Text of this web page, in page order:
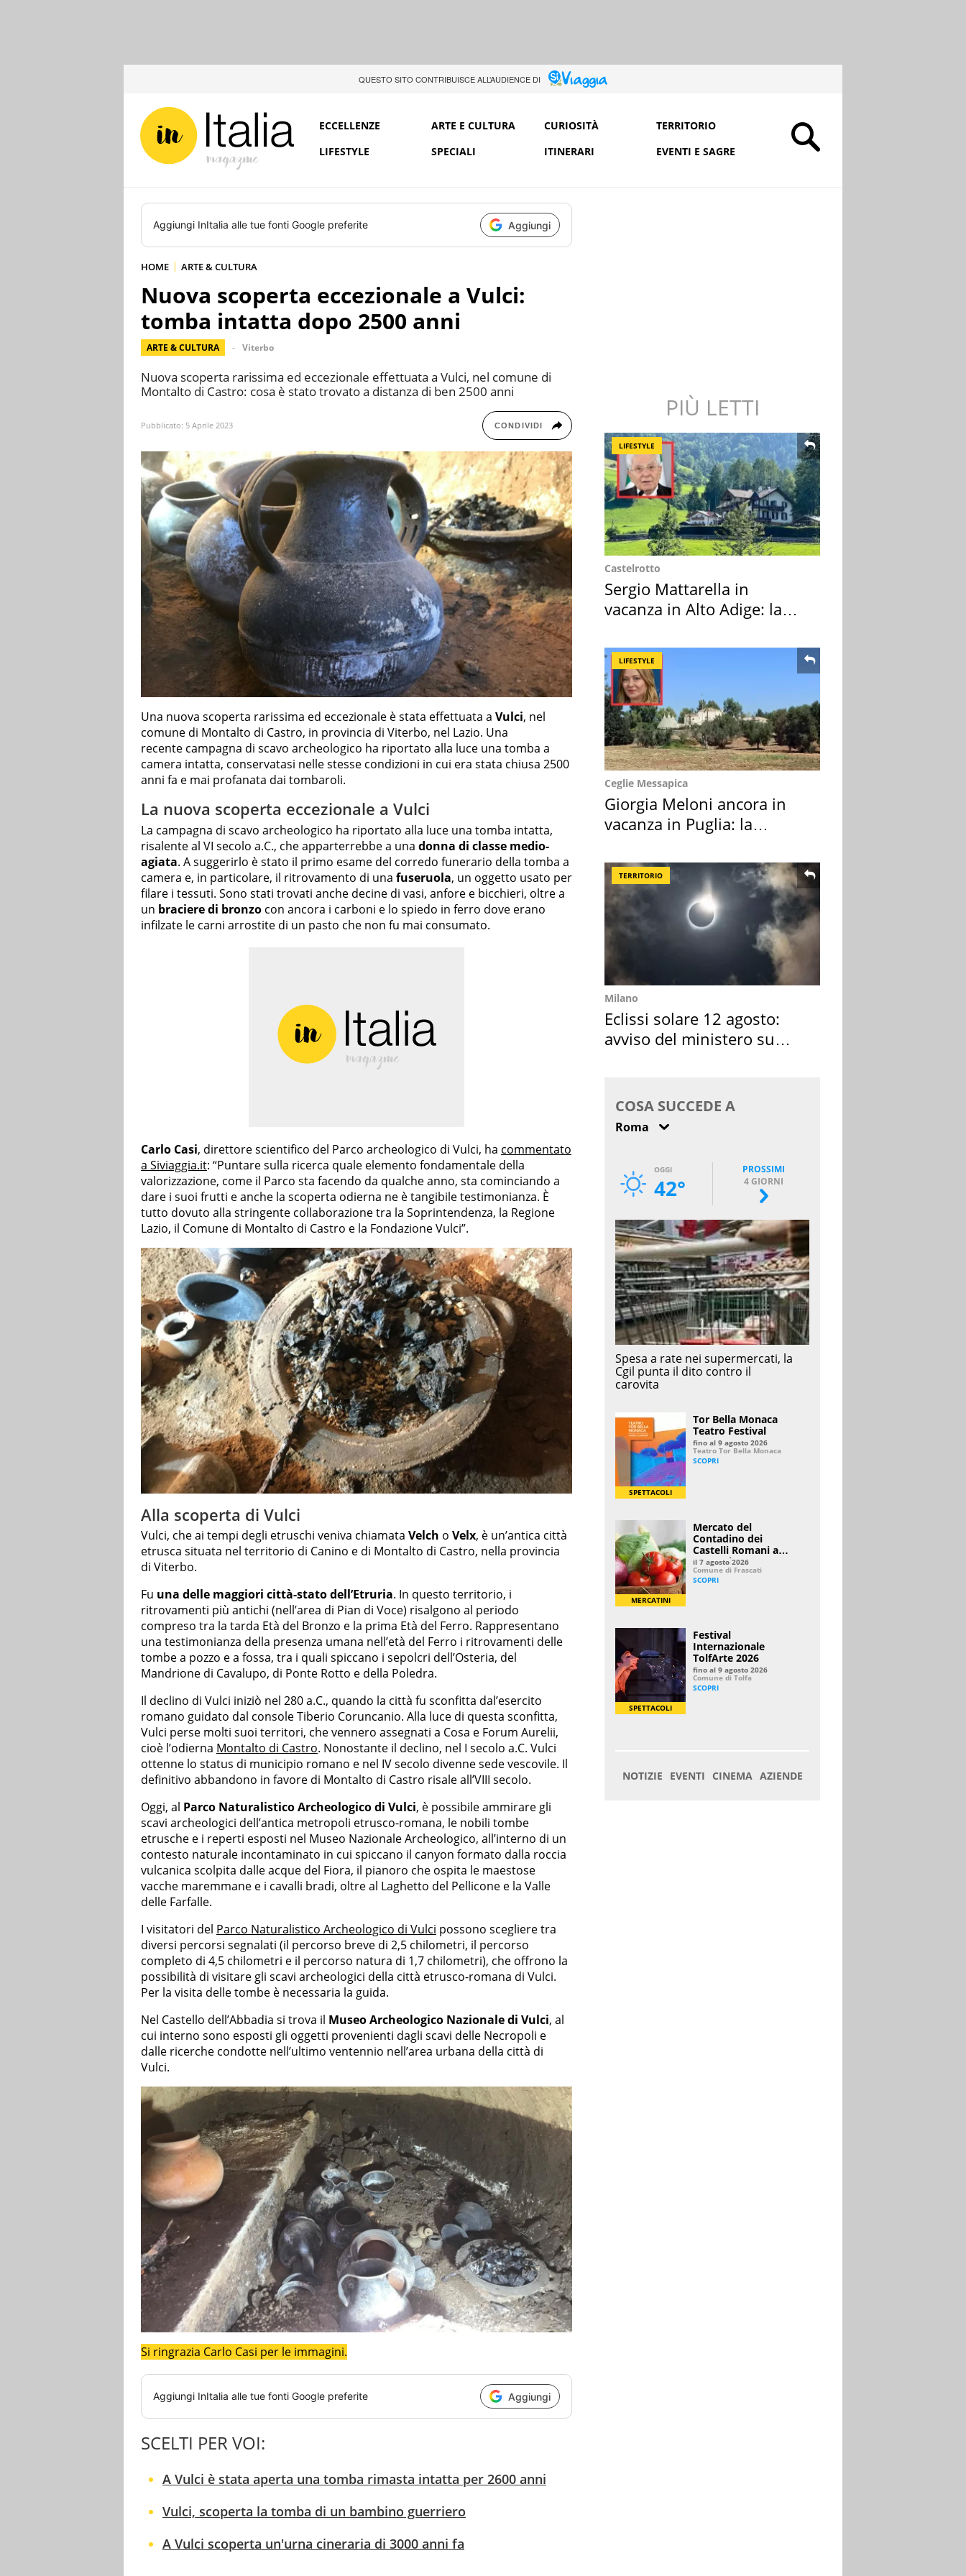
QUESTO SITO CONTRIBUISCE ALL’AUDIENCE DI
ECCELLENZE ARTE E CULTURA CURIOSITÀ
TERRITORIO
LIFESTYLE
SPECIALI ITINERARI EVENTI E SAGRE
Aggiungi InItalia alle tue fonti Google preferite Aggiungi
HOME ARTE & CULTURA
Nuova scoperta eccezionale a Vulci:
tomba intatta dopo 2500 anni
ARTE & CULTURA Viterbo
Nuova scoperta rarissima ed eccezionale effettuata a Vulci, nel comune di
Montalto di Castro: cosa è stato trovato a distanza di ben 2500 anni
Pubblicato: 5 Aprile 2023 CONDIVIDI
Una nuova scoperta rarissima ed eccezionale è stata effettuata a Vulci, nel
comune di Montalto di Castro, in provincia di Viterbo, nel Lazio. Una
recente campagna di scavo archeologico ha riportato alla luce una tomba a
camera intatta, conservatasi nelle stesse condizioni in cui era stata chiusa 2500
anni fa e mai profanata dai tombaroli.
La nuova scoperta eccezionale a Vulci
La campagna di scavo archeologico ha riportato alla luce una tomba intatta,
risalente al VI secolo a.C., che apparterrebbe a una donna di classe medio-
agiata. A suggerirlo è stato il primo esame del corredo funerario della tomba a
camera e, in particolare, il ritrovamento di una fuseruola, un oggetto usato per
filare i tessuti. Sono stati trovati anche decine di vasi, anfore e bicchieri, oltre a
un braciere di bronzo con ancora i carboni e lo spiedo in ferro dove erano
infilzate le carni arrostite di un pasto che non fu mai consumato.
Carlo Casi, direttore scientifico del Parco archeologico di Vulci, ha commentato
a Siviaggia.it: “Puntare sulla ricerca quale elemento fondamentale della
valorizzazione, come il Parco sta facendo da qualche anno, sta cominciando a
dare i suoi frutti e anche la scoperta odierna ne è tangibile testimonianza. È
tutto dovuto alla stringente collaborazione tra la Soprintendenza, la Regione
Lazio, il Comune di Montalto di Castro e la Fondazione Vulci”.
Alla scoperta di Vulci
Vulci, che ai tempi degli etruschi veniva chiamata Velch o Velx, è un’antica città
etrusca situata nel territorio di Canino e di Montalto di Castro, nella provincia
di Viterbo.
Fu una delle maggiori città-stato dell’Etruria. In questo territorio, i
ritrovamenti più antichi (nell’area di Pian di Voce) risalgono al periodo
compreso tra la tarda Età del Bronzo e la prima Età del Ferro. Rappresentano
una testimonianza della presenza umana nell’età del Ferro i ritrovamenti delle
tombe a pozzo e a fossa, tra i quali spiccano i sepolcri dell’Osteria, del
Mandrione di Cavalupo, di Ponte Rotto e della Poledra.
Il declino di Vulci iniziò nel 280 a.C., quando la città fu sconfitta dal’esercito
romano guidato dal console Tiberio Coruncanio. Alla luce di questa sconfitta,
Vulci perse molti suoi territori, che vennero assegnati a Cosa e Forum Aurelii,
cioè l’odierna Montalto di Castro. Nonostante il declino, nel I secolo a.C. Vulci
ottenne lo status di municipio romano e nel IV secolo divenne sede vescovile. Il
definitivo abbandono in favore di Montalto di Castro risale all’VIII secolo.
Oggi, al Parco Naturalistico Archeologico di Vulci, è possibile ammirare gli
scavi archeologici dell’antica metropoli etrusco-romana, le nobili tombe
etrusche e i reperti esposti nel Museo Nazionale Archeologico, all’interno di un
contesto naturale incontaminato in cui spiccano il canyon formato dalla roccia
vulcanica scolpita dalle acque del Fiora, il pianoro che ospita le maestose
vacche maremmane e i cavalli bradi, oltre al Laghetto del Pellicone e la Valle
delle Farfalle.
I visitatori del Parco Naturalistico Archeologico di Vulci possono scegliere tra
diversi percorsi segnalati (il percorso breve di 2,5 chilometri, il percorso
completo di 4,5 chilometri e il percorso natura di 1,7 chilometri), che offrono la
possibilità di visitare gli scavi archeologici della città etrusco-romana di Vulci.
Per la visita delle tombe è necessaria la guida.
Nel Castello dell’Abbadia si trova il Museo Archeologico Nazionale di Vulci, al
cui interno sono esposti gli oggetti provenienti dagli scavi delle Necropoli e
dalle ricerche condotte nell’ultimo ventennio nell’area urbana della città di
Vulci.
Si ringrazia Carlo Casi per le immagini.
Aggiungi InItalia alle tue fonti Google preferite Aggiungi
SCELTI PER VOI:
A Vulci è stata aperta una tomba rimasta intatta per 2600 anni
Vulci, scoperta la tomba di un bambino guerriero
A Vulci scoperta un'urna cineraria di 3000 anni fa
PIÙ LETTI
LIFESTYLE
Castelrotto
Sergio Mattarella in
vacanza in Alto Adige: la
LIFESTYLE
Ceglie Messapica
Giorgia Meloni ancora in
vacanza in Puglia: la
TERRITORIO
Milano
Eclissi solare 12 agosto:
avviso del ministero su